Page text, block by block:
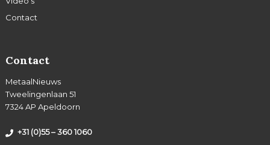
Contact
Contact
MetaalNieuws
Tweelingenlaan 51
7324 AP Apeldoorn
+31 (0)55 – 360 1060